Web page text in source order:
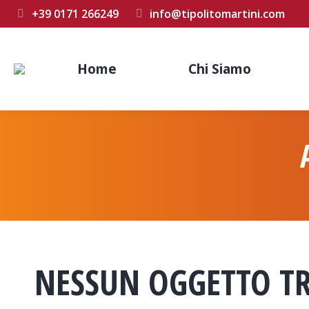
+39 0171 266249 info@tipolitomartini.com
Home Chi Siamo
NESSUN OGGETTO